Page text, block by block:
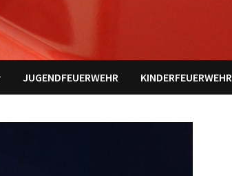
JUGENDFEUERWEHR KINDERFEUERWEHR